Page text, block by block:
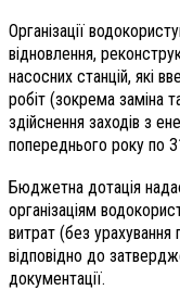
Організації
відновлення,
насосних станцій, які
робіт (зокрема заміна
здійснення заходів з
попереднього року по
Бюджетна дотація
організаціям
витрат (без урахування
відповідно до
документації.